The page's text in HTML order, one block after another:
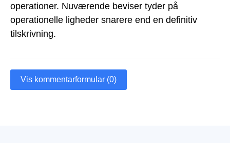
operationer. Nuværende beviser tyder på
operationelle ligheder snarere end en definitiv
tilskrivning.
Vis kommentarformular (0)